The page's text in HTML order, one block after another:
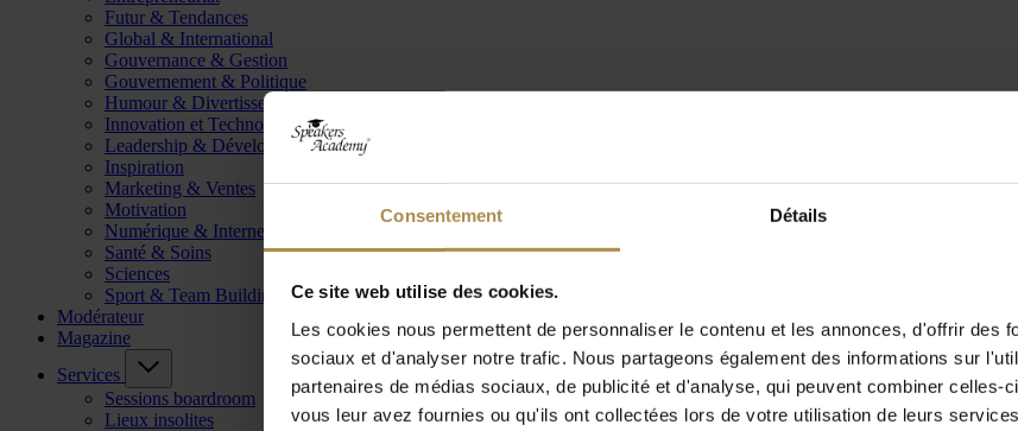
Consentement Détails
Ce site web utilise des cookies.
Les cookies nous permettent de personnaliser le contenu et les annonces, d'offrir des
sociaux et d'analyser notre trafic. Nous partageons également des informations sur
partenaires de médias sociaux, de publicité et d'analyse, qui peuvent combiner celles-
vous leur avez fournies ou qu'ils ont collectées lors de votre utilisation de leurs
Futur & Tendances
Global & International
Gouvernance & Gestion
Gouvernement & Politique
Humour & Divertissement
Innovation et Technologie
Leadership & Développement
Inspiration
Marketing & Ventes
Motivation
Numérique & Internet
Santé & Soins
Sciences
Sport & Team Building
Modérateur
Magazine
Services
Sessions boardroom
Lieux insolites